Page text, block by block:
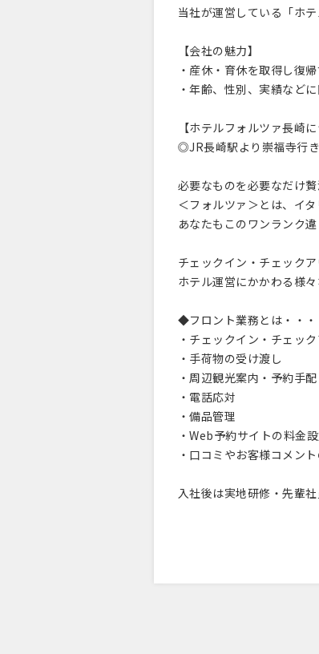
当社が運営している「ホ
【会社の魅力】
・産休・育休を取得し復
・年齢、性別、実績など
【ホテルフォルツァ長崎に
◎JR長崎駅より崇福寺行
必要なものを必要なだけ
＜フォルツァ＞とは、イ
あなたもこのワンランク
チェックイン・チェック
ホテル運営にかかわる様々
◆フロント業務とは・・・
・チェックイン・チェッ
・手荷物の受け渡し
・周辺観光案内・予約手配
・電話応対
・備品管理
・Web予約サイトの料金
・口コミやお客様コメン
入社後は実地研修・先輩